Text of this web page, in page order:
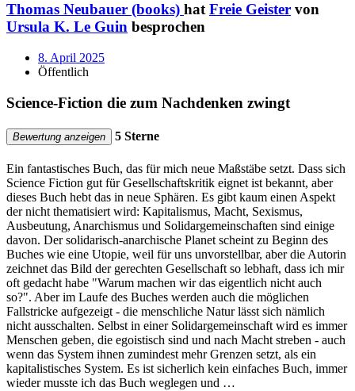
Thomas Neubauer (books) hat Freie Geister von
Ursula K. Le Guin besprochen
8. April 2025
Öffentlich
Science-Fiction die zum Nachdenken zwingt
Bewertung anzeigen 5 Sterne
Ein fantastisches Buch, das für mich neue Maßstäbe setzt. Dass sich
Science Fiction gut für Gesellschaftskritik eignet ist bekannt, aber
dieses Buch hebt das in neue Sphären. Es gibt kaum einen Aspekt
der nicht thematisiert wird: Kapitalismus, Macht, Sexismus,
Ausbeutung, Anarchismus und Solidargemeinschaften sind einige
davon. Der solidarisch-anarchische Planet scheint zu Beginn des
Buches wie eine Utopie, weil für uns unvorstellbar, aber die Autorin
zeichnet das Bild der gerechten Gesellschaft so lebhaft, dass ich mir
oft gedacht habe "Warum machen wir das eigentlich nicht auch
so?". Aber im Laufe des Buches werden auch die möglichen
Fallstricke aufgezeigt - die menschliche Natur lässt sich nämlich
nicht ausschalten. Selbst in einer Solidargemeinschaft wird es immer
Menschen geben, die egoistisch sind und nach Macht streben - auch
wenn das System ihnen zumindest mehr Grenzen setzt, als ein
kapitalistisches System. Es ist sicherlich kein einfaches Buch, immer
wieder musste ich das Buch weglegen und …